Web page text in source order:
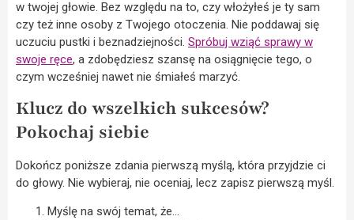
w twojej głowie. Bez względu na to, czy włożyłeś je ty sam
czy też inne osoby z Twojego otoczenia. Nie poddawaj się
uczuciu pustki i beznadziejności. Spróbuj wziąć sprawy w
swoje ręce, a zdobędziesz szansę na osiągnięcie tego, o
czym wcześniej nawet nie śmiałeś marzyć.
Klucz do wszelkich sukcesów?
Pokochaj siebie
Dokończ poniższe zdania pierwszą myślą, która przyjdzie ci
do głowy. Nie wybieraj, nie oceniaj, lecz zapisz pierwszą myśl.
Myślę na swój temat, że…